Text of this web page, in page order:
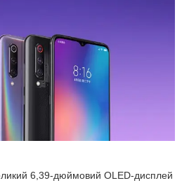
6,39-дюймовий OLED-дисплей